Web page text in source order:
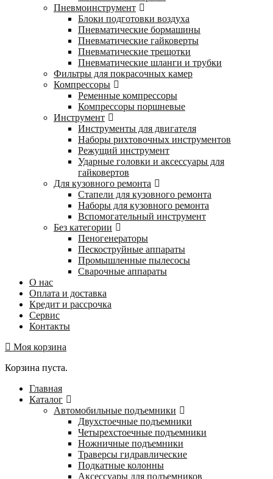
Пневмоинструмент
Блоки подготовки воздуха
Пневматические бормашины
Пневматические гайковерты
Пневматические трещотки
Пневматические шланги и трубки
Фильтры для покрасочных камер
Компрессоры
Ременные компрессоры
Компрессоры поршневые
Инструмент
Инструменты для двигателя
Наборы рихтовочных инструментов
Режущий инструмент
Ударные головки и аксессуары для
гайковертов
Для кузовного ремонта
Стапели для кузовного ремонта
Наборы для кузовного ремонта
Вспомогательный инструмент
Без категории
Пеногенераторы
Пескоструйные аппараты
Промышленные пылесосы
Сварочные аппараты
О нас
Оплата и доставка
Кредит и рассрочка
Сервис
Контакты
Моя корзина
Корзина пуста.
Главная
Каталог
Автомобильные подъемники
Двухстоечные подъемники
Четырехстоечные подъемники
Ножничные подъемники
Траверсы гидравлические
Подкатные колонны
Аксессуары для подъемников